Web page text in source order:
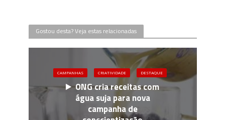
Gostou desta? Veja estas relacionadas
CAMPANHAS CRIATIVIDADE DESTAQUE
ONG cria receitas com
água suja para nova
campanha de